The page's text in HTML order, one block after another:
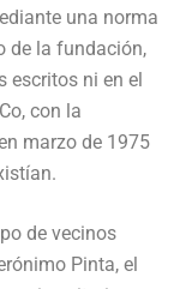
una norma
de la fundación,
escritos ni en el
con la
marzo de 1975
de vecinos
Pinta, el